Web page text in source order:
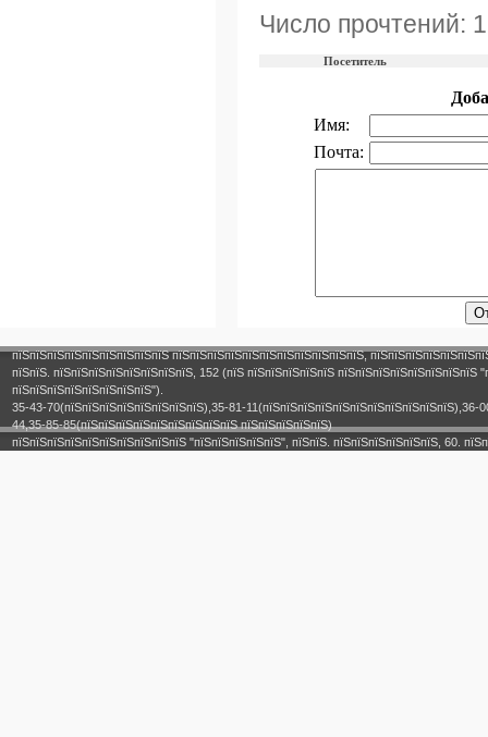
Число прочтений:
Посетитель
Имя:
Почта:
пїЅпїЅпїЅпїЅпїЅпїЅпїЅпїЅпїЅ пїЅпїЅпїЅпїЅпїЅпїЅпїЅпїЅпїЅпїЅпїЅ,
пїЅпїЅ. пїЅпїЅпїЅпїЅпїЅпїЅпїЅпїЅ, 152 (пїЅ пїЅпїЅпїЅпїЅпїЅ пїЅпїЅпїЅпїЅпїЅпїЅпїЅпїЅ
пїЅпїЅпїЅпїЅпїЅпїЅпїЅпїЅ").
35-43-70(пїЅпїЅпїЅпїЅпїЅпїЅпїЅпїЅ),35-81-
44,35-85-85(пїЅпїЅпїЅпїЅпїЅпїЅпїЅпїЅпїЅ пїЅпїЅпїЅпїЅпїЅ)
пїЅпїЅпїЅпїЅпїЅпїЅпїЅпїЅпїЅпїЅ "пїЅпїЅпїЅпїЅпїЅ", пїЅпїЅ. пїЅпїЅпїЅпїЅпїЅпїЅ, 60.